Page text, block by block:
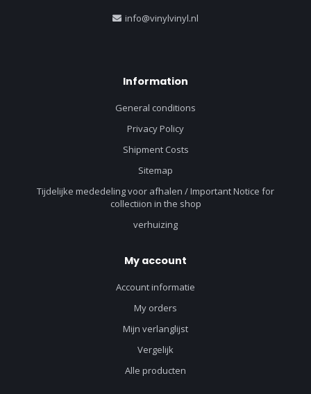
info@vinylvinyl.nl
Information
General conditions
Privacy Policy
Shipment Costs
Sitemap
Tijdelijke mededeling voor afhalen / Important Notice for
collectiion in the shop
verhuizing
My account
Account informatie
My orders
Mijn verlanglijst
Vergelijk
Alle producten